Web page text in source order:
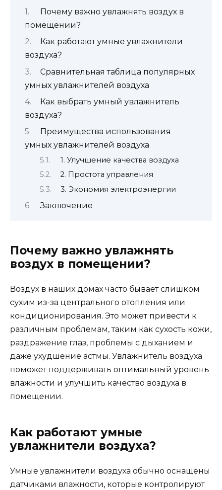
Почему важно увлажнять воздух в
помещении?
Как работают умные увлажнители
воздуха?
Сравнительная таблица популярных
умных увлажнителей воздуха
Как выбрать умный увлажнитель
воздуха?
Преимущества использования
умных увлажнителей воздуха
1. Улучшение качества воздуха
2. Простота управления
3. Экономия электроэнергии
Заключение
Почему важно увлажнять
воздух в помещении?
Воздух в наших домах часто бывает слишком
сухим из-за центрального отопления или
кондиционирования. Это может привести к
различным проблемам, таким как сухость кожи,
раздражение глаз, проблемы с дыханием и
даже ухудшение астмы. Увлажнитель воздуха
поможет поддерживать оптимальный уровень
влажности и улучшить качество воздуха в
помещении.
Как работают умные
увлажнители воздуха?
Умные увлажнители воздуха обычно оснащены
датчиками влажности, которые контролируют